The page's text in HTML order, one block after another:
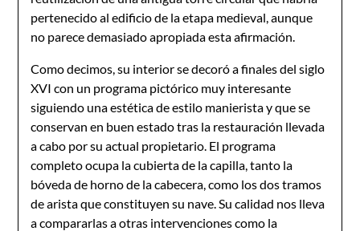
pertenecido al edificio de la etapa medieval, aunque
no parece demasiado apropiada esta afirmación.
Como decimos, su interior se decoró a finales del siglo
XVI con un programa pictórico muy interesante
siguiendo una estética de estilo manierista y que se
conservan en buen estado tras la restauración llevada
a cabo por su actual propietario. El programa
completo ocupa la cubierta de la capilla, tanto la
bóveda de horno de la cabecera, como los dos tramos
de arista que constituyen su nave. Su calidad nos lleva
a compararlas a otras intervenciones como la